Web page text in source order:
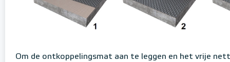
Om de ontkoppelingsmat aan te leggen en het vrije